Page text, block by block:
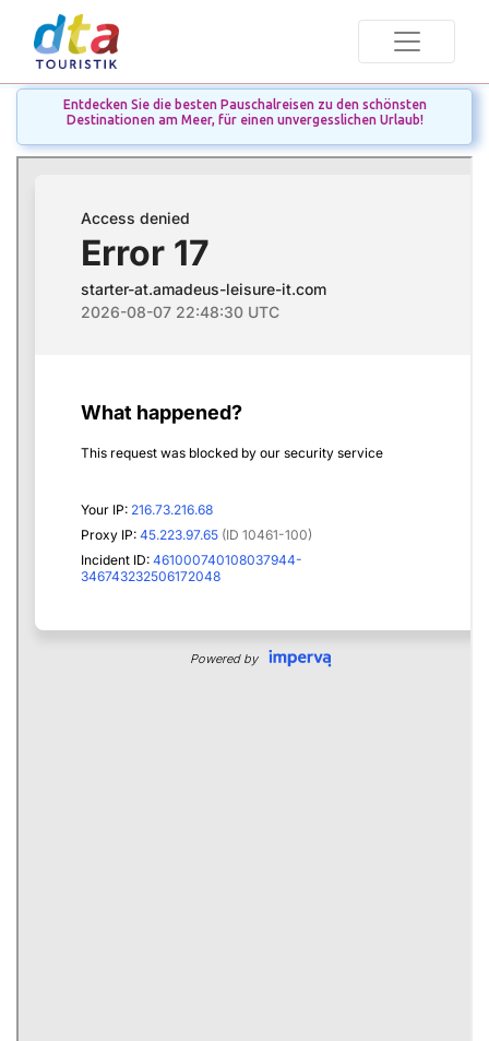
Entdecken Sie die besten Pauschalreisen zu den schönsten
Destinationen am Meer, für einen unvergesslichen Urlaub!